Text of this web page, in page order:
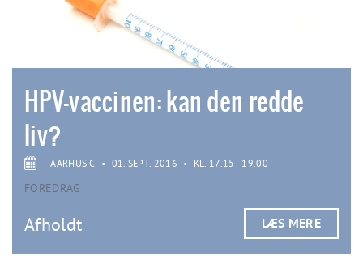
HPV-vaccinen: kan den redde
liv?
AARHUS C • 01. SEPT. 2016 • KL. 17.15 - 19.00
FOREDRAG
Afholdt LÆS MERE